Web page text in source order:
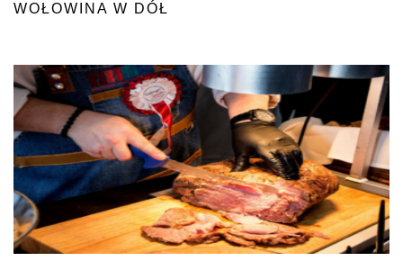
WOŁOWINA W DÓŁ